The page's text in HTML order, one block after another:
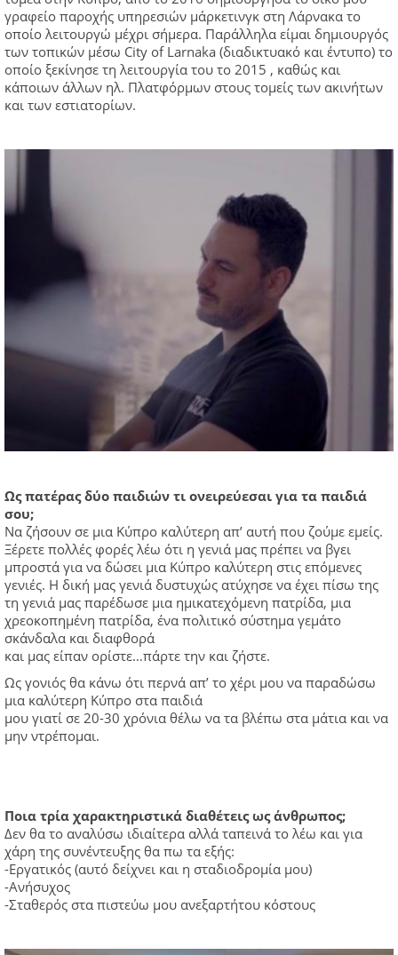
γραφείο παροχής υπηρεσιών μάρκετινγκ στη Λάρνακα το
οποίο λειτουργώ μέχρι σήμερα. Παράλληλα είμαι δημιουργός
των τοπικών μέσω City of Larnaka (διαδικτυακό και έντυπο) το
οποίο ξεκίνησε τη λειτουργία του το 2015 , καθώς και
κάποιων άλλων ηλ. Πλατφόρμων στους τομείς των ακινήτων
και των εστιατορίων.
Ως πατέρας δύο παιδιών τι ονειρεύεσαι για τα παιδιά
σου;
Να ζήσουν σε μια Κύπρο καλύτερη απ’ αυτή που ζούμε εμείς.
Ξέρετε πολλές φορές λέω ότι η γενιά μας πρέπει να βγει
μπροστά για να δώσει μια Κύπρο καλύτερη στις επόμενες
γενιές. Η δική μας γενιά δυστυχώς ατύχησε να έχει πίσω της
τη γενιά μας παρέδωσε μια ημικατεχόμενη πατρίδα, μια
χρεοκοπημένη πατρίδα, ένα πολιτικό σύστημα γεμάτο
σκάνδαλα και διαφθορά
και μας είπαν ορίστε…πάρτε την και ζήστε.
Ως γονιός θα κάνω ότι περνά απ’ το χέρι μου να παραδώσω
μια καλύτερη Κύπρο στα παιδιά
μου γιατί σε 20-30 χρόνια θέλω να τα βλέπω στα μάτια και να
μην ντρέπομαι.
Ποια τρία χαρακτηριστικά διαθέτεις ως άνθρωπος;
Δεν θα το αναλύσω ιδιαίτερα αλλά ταπεινά το λέω και για
χάρη της συνέντευξης θα πω τα εξής:
-Eργατικός (αυτό δείχνει και η σταδιοδρομία μου)
-Ανήσυχος
-Σταθερός στα πιστεύω μου ανεξαρτήτου κόστους